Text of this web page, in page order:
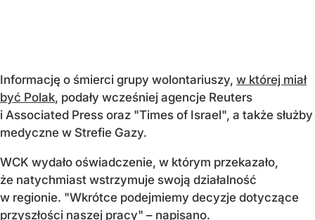
Informację o śmierci grupy wolontariuszy, w której miał
być Polak, podały wcześniej agencje Reuters
i Associated Press oraz "Times of Israel", a także służby
medyczne w Strefie Gazy.
WCK wydało oświadczenie, w którym przekazało,
że natychmiast wstrzymuje swoją działalność
w regionie. "Wkrótce podejmiemy decyzje dotyczące
przyszłości naszej pracy" – napisano.